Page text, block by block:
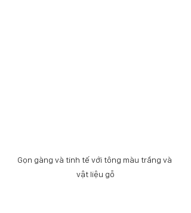
Gọn gàng và tinh tế với tông màu trắng và
vật liệu gỗ